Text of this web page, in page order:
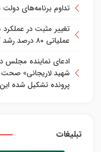
تداوم برنامه‌های دولت
تغییر مثبت در عملکرد
عملیاتی ۸۰ درصد رشد کرد
ادعای نماینده مجلس
شهید لاریجانی»
پرونده تشکیل شده این
تبلیغات